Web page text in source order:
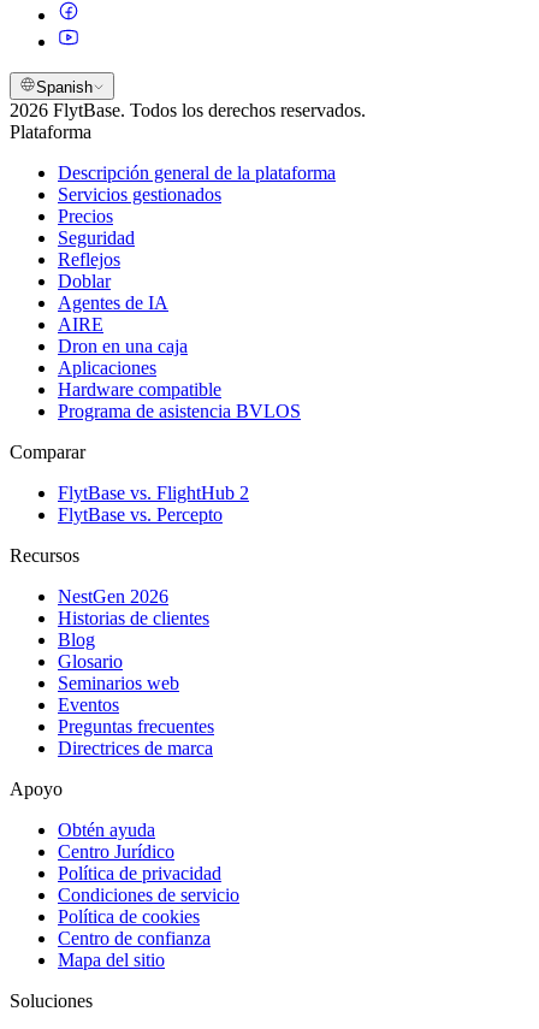
Spanish
2026 FlytBase. Todos los derechos reservados.
Plataforma
Descripción general de la plataforma
Servicios gestionados
Precios
Seguridad
Reflejos
Doblar
Agentes de IA
AIRE
Dron en una caja
Aplicaciones
Hardware compatible
Programa de asistencia BVLOS
Comparar
FlytBase vs. FlightHub 2
FlytBase vs. Percepto
Recursos
NestGen 2026
Historias de clientes
Blog
Glosario
Seminarios web
Eventos
Preguntas frecuentes
Directrices de marca
Apoyo
Obtén ayuda
Centro Jurídico
Política de privacidad
Condiciones de servicio
Política de cookies
Centro de confianza
Mapa del sitio
Soluciones